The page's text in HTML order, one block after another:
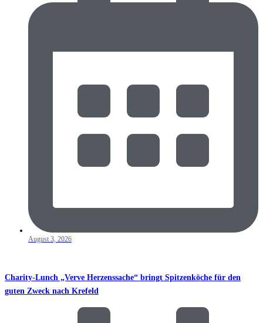
August 3, 2026
Charity-Lunch „Verve Herzenssache“ bringt Spitzenköche für den
guten Zweck nach Krefeld